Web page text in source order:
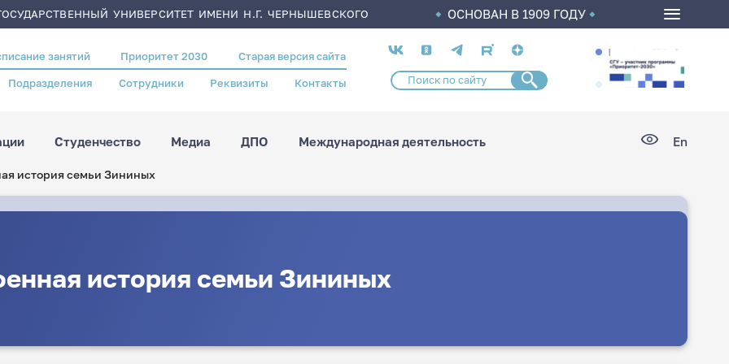
УНИВЕРСИТЕТ ИМЕНИ Н.Г. ЧЕРНЫШЕВСКОГО ОСНОВАН В 1909 ГОДУ
занятий Приоритет 2030 Старая версия сайта
Подразделения Сотрудники Реквизиты Контакты
Социальные
сети
Студенчество Медиа ДПО Международная деятельность En
история семьи Зининых
история семьи Зининых